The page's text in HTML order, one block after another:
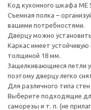
Код кухонного шкафа ME
Съемная полка –
вашими потребностями.
Дверцу можно установить
Каркас имеет
толщиной 18 мм.
Защелкивающиеся петли
поэтому дверцу легко
Для различного типа
Выберите подходящие
саморезы и т. п. (не